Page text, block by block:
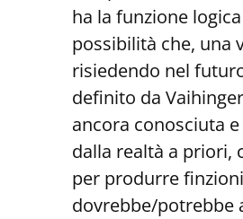
ha la funzione
possibilità che, una
risiedendo nel
definito da
ancora conosciuta
dalla realtà a priori,
per produrre
dovrebbe/potrebbe